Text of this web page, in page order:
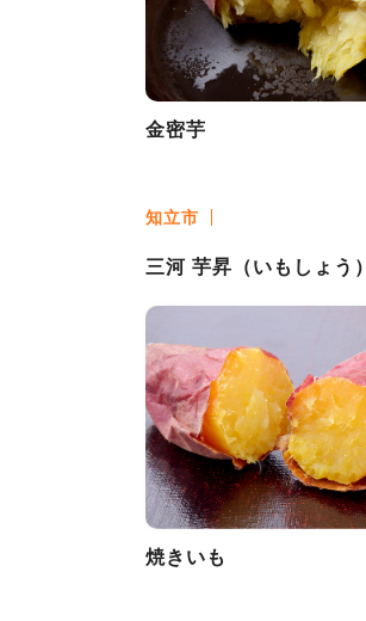
金密芋
知立市
三河 芋昇（いもしょう）
焼きいも